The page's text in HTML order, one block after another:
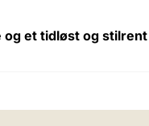
og et tidløst og